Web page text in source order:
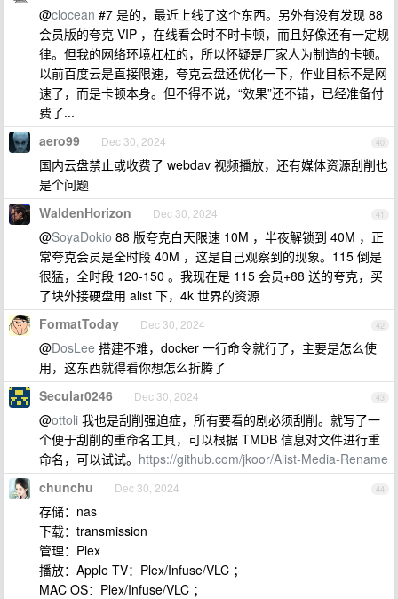
@clocean #7 是的，最近上线了这个东西。另外有没有发现 88
会员版的夸克 VIP ，在线看会时不时卡顿，而且好像还有一定规
律。但我的网络环境杠杠的，所以怀疑是厂家人为制造的卡顿。
以前百度云是直接限速，夸克云盘还优化一下，作业目标不是网
速了，而是卡顿本身。但不得不说，“效果”还不错，已经准备付
费了...
40
aero99 Dec 30, 2024
国内云盘禁止或收费了 webdav 视频播放，还有媒体资源刮削也
是个问题
41
WaldenHorizon Dec 30, 2024
@SoyaDokio 88 版夸克白天限速 10M ，半夜解锁到 40M ，正
常夸克会员是全时段 40M ，这是自己观察到的现象。115 倒是
很猛，全时段 120-150 。我现在是 115 会员+88 送的夸克，买
了块外接硬盘用 alist 下，4k 世界的资源
42
FormatToday Dec 30, 2024
@DosLee 搭建不难，docker 一行命令就行了，主要是怎么使
用，这东西就得看你想怎么折腾了
43
Secular0246 Dec 30, 2024
@ottoli 我也是刮削强迫症，所有要看的剧必须刮削。就写了一
个便于刮削的重命名工具，可以根据 TMDB 信息对文件进行重
命名，可以试试。 https://github.com/jkoor/Alist-Media-Rename
44
chunchu Dec 30, 2024
存储：nas
下载：transmission
管理：Plex
播放：Apple TV：Plex/Infuse/VLC ；
MAC OS：Plex/Infuse/VLC ；